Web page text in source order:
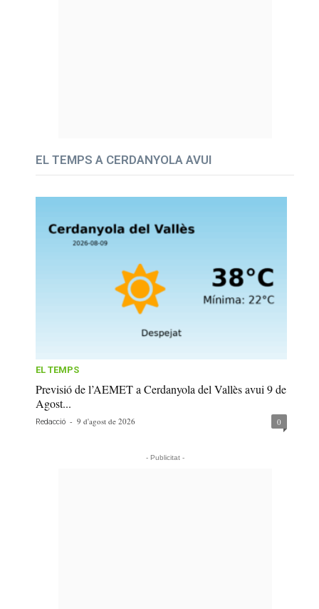
EL TEMPS A CERDANYOLA AVUI
EL TEMPS
Previsió de l’AEMET a Cerdanyola del Vallès avui 9 de
Agost...
Redacció - 9 d'agost de 2026 0
- Publicitat -